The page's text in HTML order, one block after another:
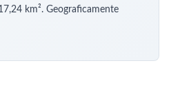
km². Geograficamente